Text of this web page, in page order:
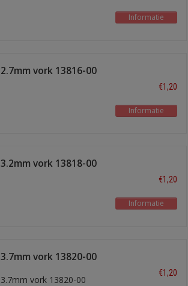
Informatie
2.7mm vork 13816-00
€1,20
Informatie
3.2mm vork 13818-00
€1,20
Informatie
3.7mm vork 13820-00
3.7mm vork 13820-00
€1,20